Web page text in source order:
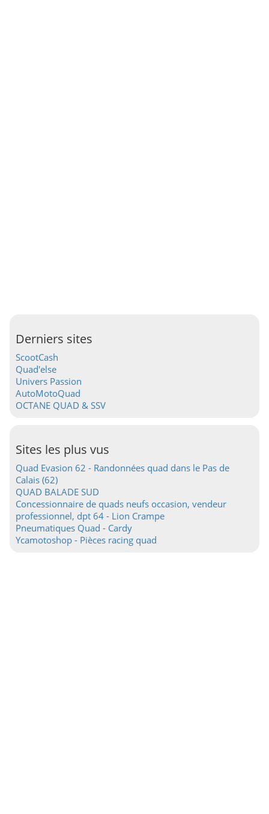
Derniers sites
ScootCash
Quad'else
Univers Passion
AutoMotoQuad
OCTANE QUAD & SSV
Sites les plus vus
Quad Evasion 62 - Randonnées quad dans le Pas de
Calais (62)
QUAD BALADE SUD
Concessionnaire de quads neufs occasion, vendeur
professionnel, dpt 64 - Lion Crampe
Pneumatiques Quad - Cardy
Ycamotoshop - Pièces racing quad